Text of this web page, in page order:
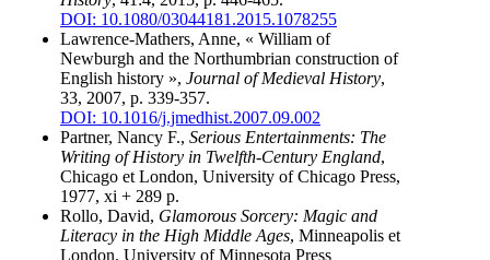
DOI: 10.1080/03044181.2015.1078255
Lawrence-Mathers, Anne, « William of
Newburgh and the Northumbrian construction of
English history », Journal of Medieval History,
33, 2007, p. 339-357.
DOI: 10.1016/j.jmedhist.2007.09.002
Partner, Nancy F., Serious Entertainments: The
Writing of History in Twelfth-Century England,
Chicago et London, University of Chicago Press,
1977, xi + 289 p.
Rollo, David, Glamorous Sorcery: Magic and
Literacy in the High Middle Ages, Minneapolis et
London, University of Minnesota Press